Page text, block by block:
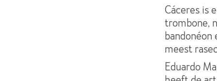
Cáceres is
trombone,
bandonéon
meest
Eduardo